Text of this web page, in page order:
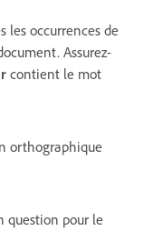
les occurrences de
Assurez-
contient le mot
orthographique
question pour le